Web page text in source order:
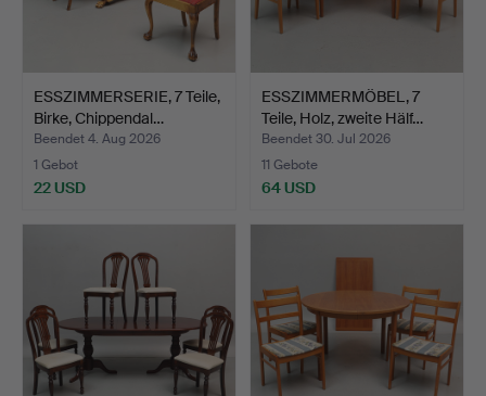
ESSZIMMERSERIE, 7 Teile,
Birke, Chippendal…
Beendet 4. Aug 2026
1 Gebot
22 USD
ESSZIMMERMÖBEL, 7
Teile, Holz, zweite Hälf…
Beendet 30. Jul 2026
11 Gebote
64 USD